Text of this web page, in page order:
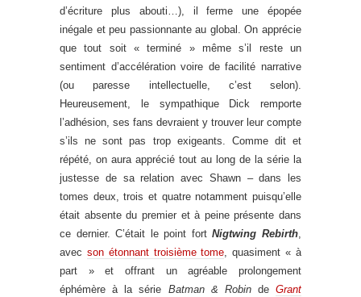
d’écriture plus abouti…), il ferme une épopée
inégale et peu passionnante au global. On apprécie
que tout soit « terminé » même s’il reste un
sentiment d’accélération voire de facilité narrative
(ou paresse intellectuelle, c’est selon).
Heureusement, le sympathique Dick remporte
l’adhésion, ses fans devraient y trouver leur compte
s’ils ne sont pas trop exigeants. Comme dit et
répété, on aura apprécié tout au long de la série la
justesse de sa relation avec Shawn – dans les
tomes deux, trois et quatre notamment puisqu’elle
était absente du premier et à peine présente dans
ce dernier. C’était le point fortNigtwing Rebirth,
avec son étonnant troisième tome, quasiment « à
part » et offrant un agréable prolongement
éphémère à la série Batman & Robinde Grant